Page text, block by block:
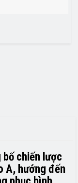
bố chiến lược
A, hướng đến